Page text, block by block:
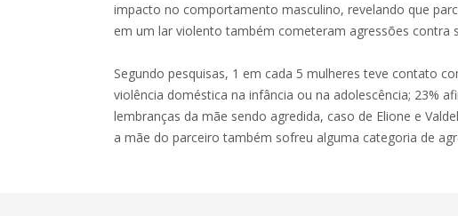
impacto no comportamento masculino, revelando que
em um lar violento também cometeram agressões contra
Segundo pesquisas, 1 em cada 5 mulheres teve contato
violência doméstica na infância ou na adolescência; 23%
lembranças da mãe sendo agredida, caso de Elione e
a mãe do parceiro também sofreu alguma categoria de